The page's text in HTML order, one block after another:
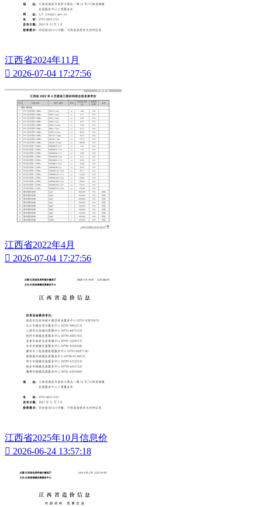
江西省2024年11月
 2026-07-04 17:27:56
江西省2022年4月
 2026-07-04 17:27:56
江西省2025年10月信息价
 2026-06-24 13:57:18